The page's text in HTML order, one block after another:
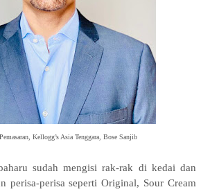
Kellogg’s Asia Tenggara, Bose Sanjib
sudah mengisi rak-rak di kedai dan
perisa-perisa seperti Original, Sour Cream